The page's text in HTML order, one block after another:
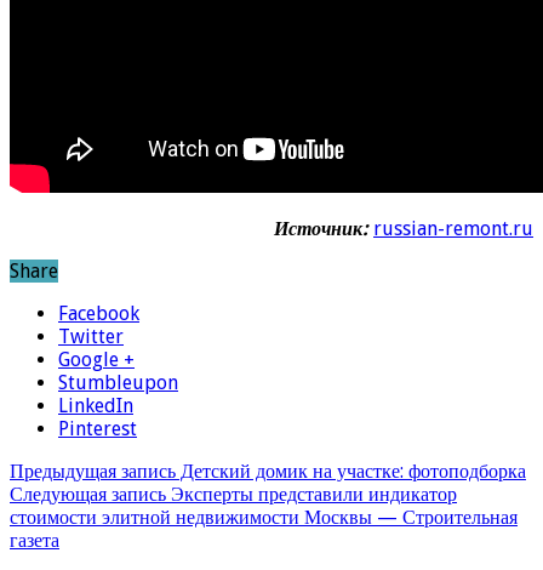
Источник: russian-remont.ru
Share
Facebook
Twitter
Google +
Stumbleupon
LinkedIn
Pinterest
Предыдущая запись Детский домик на участке: фотоподборка
Следующая запись Эксперты представили индикатор
стоимости элитной недвижимости Москвы — Строительная
газета